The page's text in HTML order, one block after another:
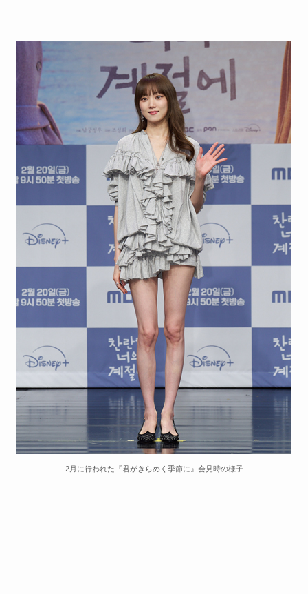
2月に行われた『君がきらめく季節に』会見時の様子